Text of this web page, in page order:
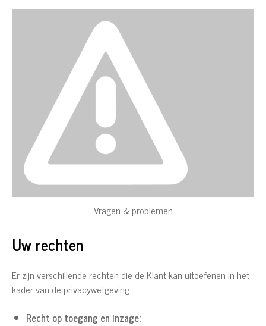
Vragen & problemen
Uw rechten
Er zijn verschillende rechten die de Klant kan uitoefenen in het
kader van de privacywetgeving:
Recht op toegang en inzage: